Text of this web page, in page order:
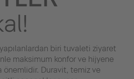
biri tuvaleti ziyaret
maksimum konfor ve hijyene
önemlidir. Duravit, temiz ve